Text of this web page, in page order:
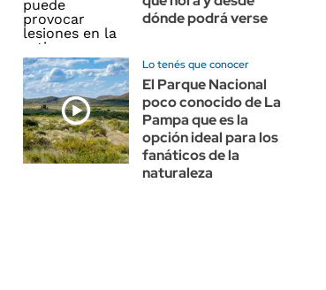
dónde podrá verse
Lo tenés que conocer
El Parque Nacional
poco conocido de La
Pampa que es la
opción ideal para los
fanáticos de la
naturaleza